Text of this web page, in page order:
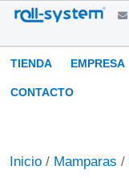
Cambiar
contenido.
Saltar
Navegación
TIENDA EMPRESA
CONTACTO
Inicio / Mamparas /